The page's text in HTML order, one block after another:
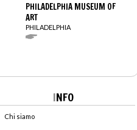
PHILADELPHIA MUSEUM OF
ART
PHILADELPHIA
INFO
Chi siamo